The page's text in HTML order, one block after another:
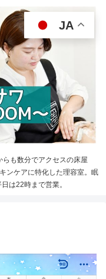
も数分でアクセスの床屋
ンケアに特化した理容室。眠
は22時まで営業。
JA